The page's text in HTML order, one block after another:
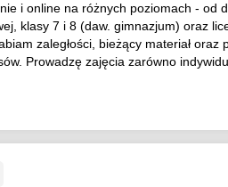
i online na różnych poziomach - od
klasy 7 i 8 (daw. gimnazjum) oraz
zaległości, bieżący materiał oraz
Prowadzę zajęcia zarówno